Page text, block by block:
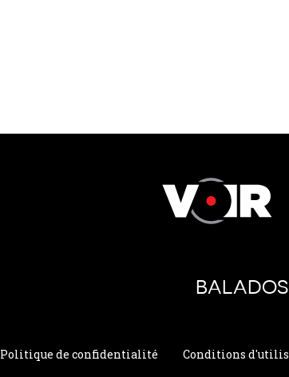
BALADOS
Politique de confidentialité Conditions